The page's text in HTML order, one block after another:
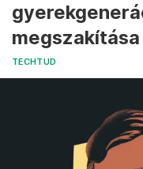
megszakítása
TECHTUD